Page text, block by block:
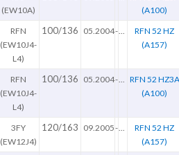
(EW10A)
(A100)
RFN
(EW10J4-
L4)
100/136 05.2004-
RFN 52 HZ
(A157)
RFN
(EW10J4-
L4)
100/136 05.2004-
RFN 52 HZ3A
(A100)
3FY
(EW12J4)
120/163 09.2005-
RFN 52 HZ
(A157)